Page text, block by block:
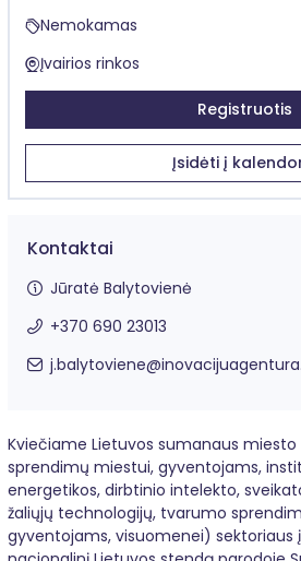
Kviečiame Lietuvos sumanaus
sprendimų miestui, gyventojams,
energetikos, dirbtinio intelekto,
žaliųjų technologijų, tvarumo
gyventojams, visuomenei) sektoriaus
Nemokamas
Įvairios rinkos
Registruotis
Įsidėti į
Kontaktai
Jūratė Balytovienė
+370 690 23013
j.balytoviene@